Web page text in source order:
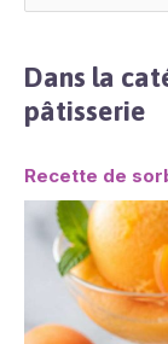
Dans la
pâtisserie
Recette de